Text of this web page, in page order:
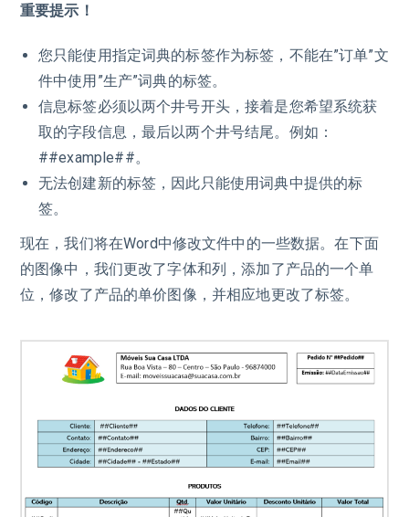
重要提示！
您只能使用指定词典的标签作为标签，不能在”订单”文
件中使用”生产”词典的标签。
信息标签必须以两个井号开头，接着是您希望系统获
取的字段信息，最后以两个井号结尾。例如：
##example##。
无法创建新的标签，因此只能使用词典中提供的标
签。
现在，我们将在Word中修改文件中的一些数据。在下面
的图像中，我们更改了字体和列，添加了产品的一个单
位，修改了产品的单价图像，并相应地更改了标签。